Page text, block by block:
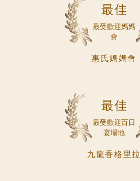
最佳
最受歡迎媽媽
會
惠氏媽媽會
最佳
最受歡迎百日
宴場地
九龍香格里拉